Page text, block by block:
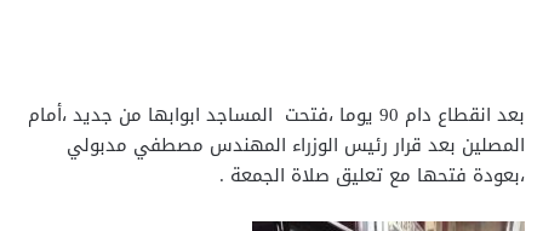
بعد انقطاع دام 90 يوما ،فتحت المساجد ابوابها من جديد ،أمام
المصلين بعد قرار رئيس الوزراء المهندس مصطفي مدبولي
،بعودة فتحها مع تعليق صلاة الجمعة .